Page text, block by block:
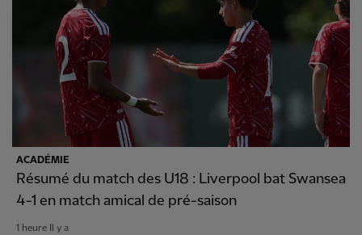
ACADÉMIE
Résumé du match des U18 : Liverpool bat Swansea
4-1 en match amical de pré-saison
1 heure Il y a